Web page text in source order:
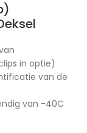
in optie)
van de
van -40C